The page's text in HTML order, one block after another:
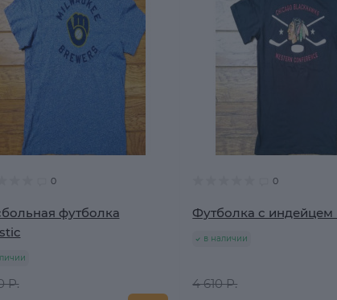
0
футболка
Р.
0
Футболка с индейцем
в наличии
4 610 Р.